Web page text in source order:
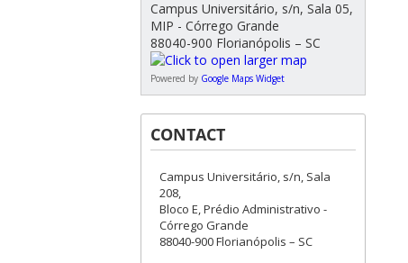
Campus Universitário, s/n, Sala 05,
MIP - Córrego Grande
88040-900 Florianópolis – SC
Powered by Google Maps Widget
CONTACT
Campus Universitário, s/n, Sala
208,
Bloco E, Prédio Administrativo -
Córrego Grande
88040-900 Florianópolis – SC